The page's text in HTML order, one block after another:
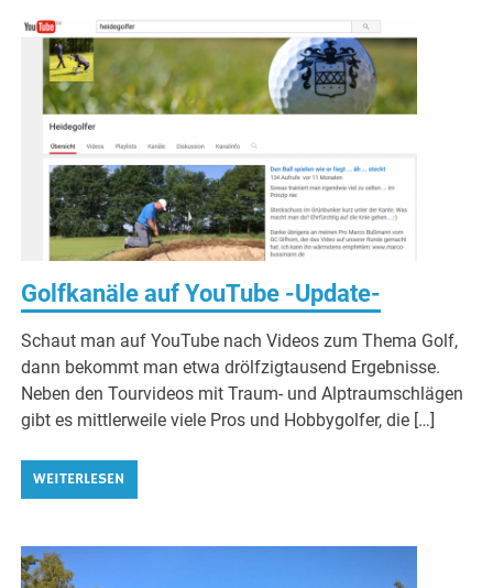
Golfkanäle auf YouTube -Update-
Schaut man auf YouTube nach Videos zum Thema Golf,
dann bekommt man etwa drölfzigtausend Ergebnisse.
Neben den Tourvideos mit Traum- und Alptraumschlägen
gibt es mittlerweile viele Pros und Hobbygolfer, die […]
WEITERLESEN